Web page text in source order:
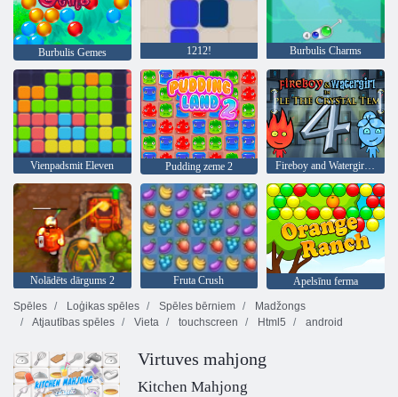
Burbulis Gemes 1212! Burbulis Charms
Vienpadsmit Eleven Pudding zeme 2 Fireboy and Watergirl 4: Kristāla templis
Nolādēts dārgums 2 Fruta Crush
Apelsīnu ferma
Spēles
Loģikas spēles Spēles bērniem
Madžongs
Atjautības spēles
Vieta touchscreen Html5 android
Virtuves mahjong
Kitchen Mahjong